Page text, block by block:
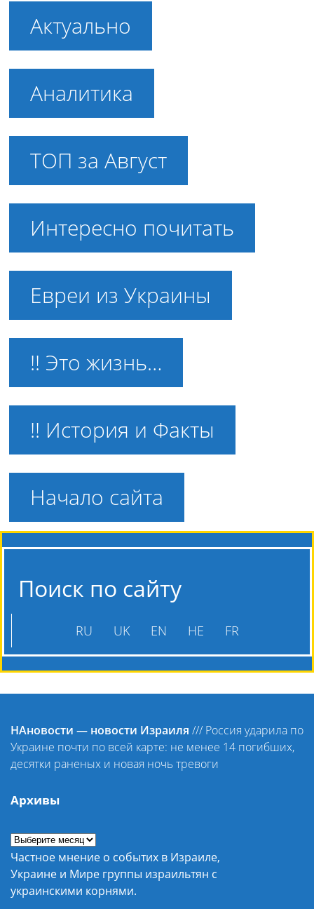
Актуально
Аналитика
ТОП за Август
Интересно почитать
Евреи из Украины
!! Это жизнь…
!! История и Факты
Начало сайта
Поиск по сайту
RU UK EN HE FR
НАновости — новости Израиля /// Россия ударила по
Украине почти по всей карте: не менее 14 погибших,
десятки раненых и новая ночь тревоги
Архивы
Частное мнение о событих в Израиле,
Украине и Мире группы израильтян с
украинскими корнями.